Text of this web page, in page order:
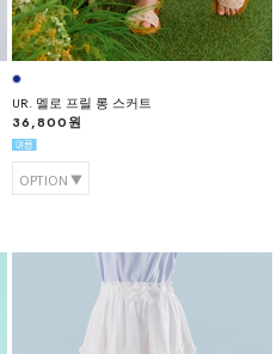
UR. 멜로 프릴 롱 스커트
36,800원
OPTION